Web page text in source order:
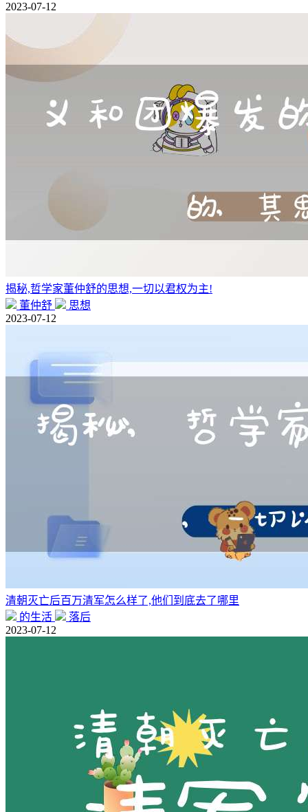
2023-07-12
揭秘,哲学家董仲舒的思想,一切以君权为主!
董仲舒
思想
2023-07-12
清朝灭亡后百万清军怎么样了,他们到底去了哪里
的生活
落后
2023-07-12